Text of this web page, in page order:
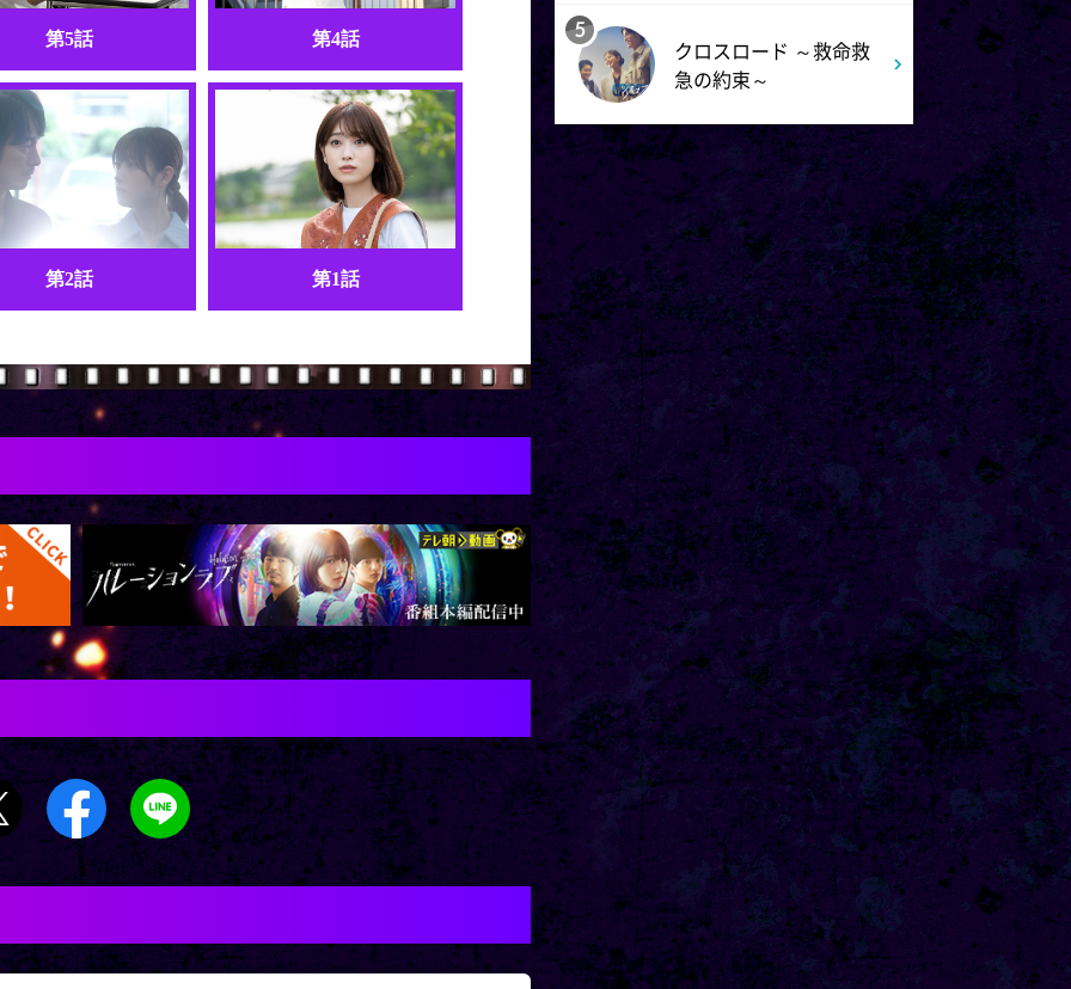
第5話 第4話
第2話 第1話
よる 6:00
人生の楽園 夏の1時間!ふるさ
と大好きスペシャル
よる 6:56
サンド&芦田愛菜の博士ちゃ
ん 伊藤沙莉が初参戦!!目利き
三択バトルSP
よる 8:00
池上彰のニュースそうだったの
か!! 池上流映像ショーSP
よる 8:54
タモリステーション 日本人と
石油 最前線 そもそも石油と
は何なのか!?徹底取材!
よる 10:24
サタデーステーション
よる 10:52
私の幸福時間
10:56
港時間
よる 11:00
5
クロスロード ～救命救
急の約束～